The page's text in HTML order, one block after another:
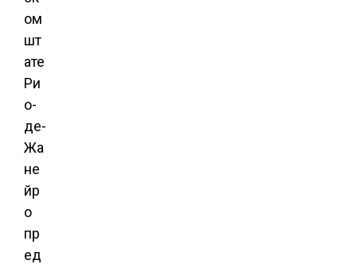
ом
шт
ате
Ри
о-
де-
Жа
не
йр
о
пр
ед